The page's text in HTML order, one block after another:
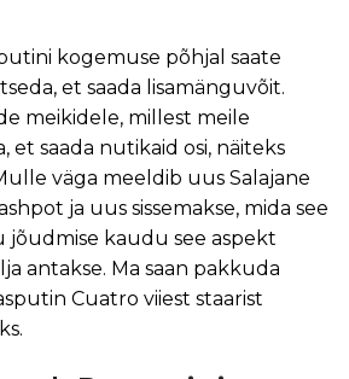
kogemuse põhjal saate
et saada lisamänguvõit.
meikidele, millest meile
et saada nutikaid osi, näiteks
väga meeldib uus Salajane
ja uus sissemakse, mida see
jõudmise kaudu see aspekt
antakse. Ma saan pakkuda
Cuatro viiest staarist